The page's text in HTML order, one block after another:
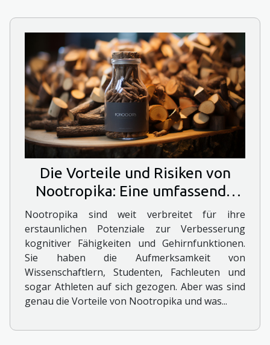
Die Vorteile und Risiken von
Nootropika: Eine umfassende
Untersuchung
Nootropika sind weit verbreitet für ihre
erstaunlichen Potenziale zur Verbesserung
kognitiver Fähigkeiten und Gehirnfunktionen.
Sie haben die Aufmerksamkeit von
Wissenschaftlern, Studenten, Fachleuten und
sogar Athleten auf sich gezogen. Aber was sind
genau die Vorteile von Nootropika und was...